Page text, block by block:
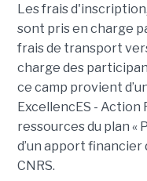
Les frais
sont pris en charge
frais de transport
charge des
ce camp provient
ExcellencES - Action
ressources du plan «
d’un apport financier
CNRS.